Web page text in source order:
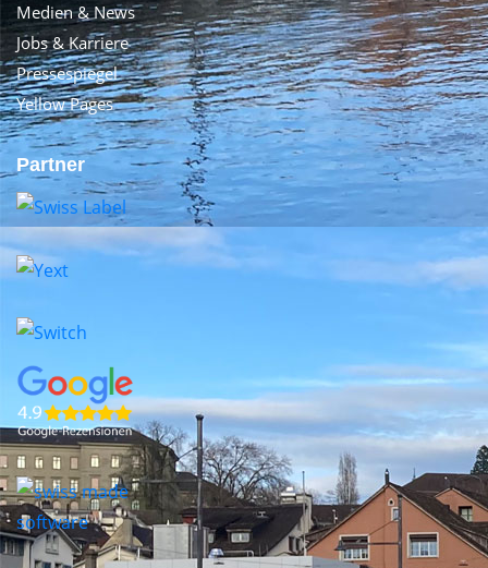
Medien & News
Jobs & Karriere
Pressespiegel
Yellow Pages
Partner